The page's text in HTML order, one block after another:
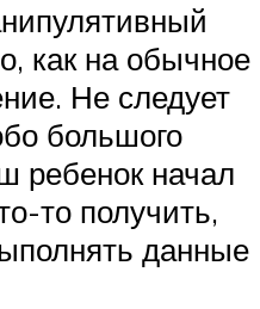
как на обычное
Не следует
большого
ребенок начал
то получить,
данные